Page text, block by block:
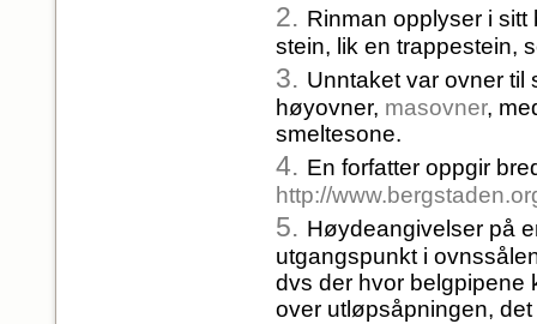
2. Rinman opplyser i
stein, lik en trappestein,
3. Unntaket var ovner til
høyovner, masovner,
smeltesone.
4. En forfatter oppgir
http://
5. Høydeangivelser på
utgangspunkt i
dvs der hvor belgpipene
over utløpsåpningen, det